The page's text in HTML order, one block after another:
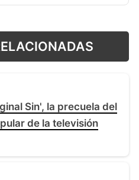
Sin', la precuela del
de la televisión